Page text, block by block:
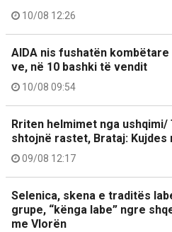
10/08 12:26
AIDA nis fushatën
ve, në 10 bashki të vendit
10/08 09:54
Rriten helmimet nga
shtojnë rastet, Brataj:
09/08 12:17
Selenica, skena e traditës
grupe, “kënga labe” ngre
me Vlorën